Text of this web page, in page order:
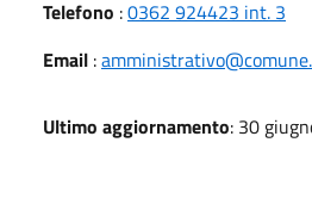
Telefono :0362 924423 int. 3
Email :
Ultimo aggiornamento: 30